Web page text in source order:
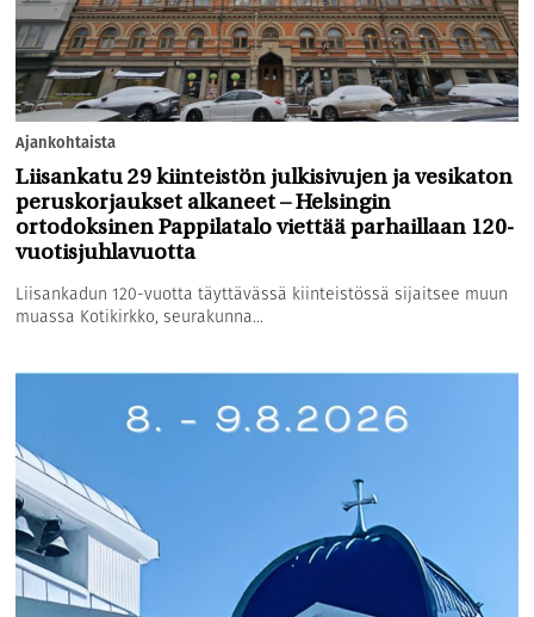
Ajankohtaista
Liisankatu 29 kiinteistön julkisivujen ja vesikaton
peruskorjaukset alkaneet – Helsingin
ortodoksinen Pappilatalo viettää parhaillaan 120-
vuotisjuhlavuotta
Liisankadun 120-vuotta täyttävässä kiinteistössä sijaitsee muun
muassa Kotikirkko, seurakunna...